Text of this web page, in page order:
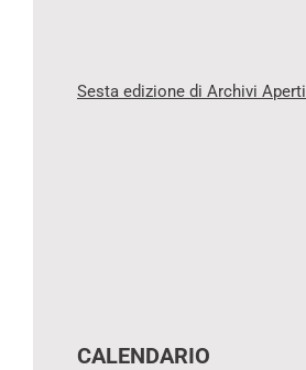
Sesta edizione di Archivi Aperti
CALENDARIO